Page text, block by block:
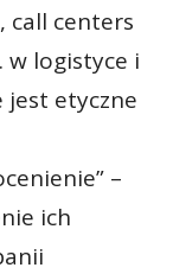
call centers
w logistyce i
jest etyczne
–
ich